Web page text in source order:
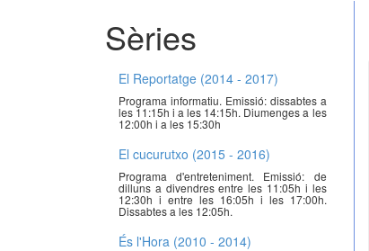
Sèries
El Reportatge (2014 - 2017)
Programa informatiu. Emissió: dissabtes a
les 11:15h i a les 14:15h. Diumenges a les
12:00h i a les 15:30h
El cucurutxo (2015 - 2016)
Programa d'entreteniment. Emissió: de
dilluns a divendres entre les 11:05h i les
12:30h i entre les 16:05h i les 17:00h.
Dissabtes a les 12:05h.
És l'Hora (2010 - 2014)